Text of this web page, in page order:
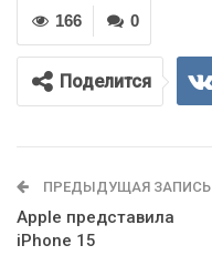
0
166
Поделится
ПРЕДЫДУЩАЯ ЗАПИСЬ
Apple представила
iPhone 15